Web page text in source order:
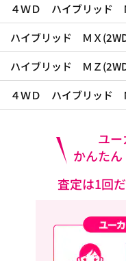
４ＷＤ ハイブリッド
ハイブリッド ＭＸ
ハイブリッド ＭＺ
４ＷＤ ハイブリッド
ユ
かんた
査定は1回